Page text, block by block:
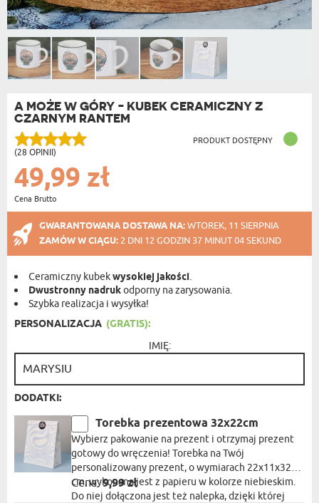
A MOŻE W GÓRY - KUBEK CERAMICZNY Z
CZARNYM RANTEM
(28 OPINII)
PRODUKT DOSTĘPNY
49,99 zł
Cena Brutto
GWARANTOWANA DOSTAWA NA:WTOREK, 11 SIERPNIA
ZAMÓW W CIĄGU: 2 DNI 12 GODZIN 37 MINUT 03 SEKUND
Ceramiczny kubekwysokiej jakości.
Dwustronny nadrukodporny na zarysowania.
Szybka realizacja i wysyłka!
PERSONALIZACJA (GRATIS):
IMIĘ:
DODATKI:
Torebka prezentowa 32x22cm
Wybierz pakowanie na prezent i otrzymaj prezent
gotowy do wręczenia! Torebka na Twój
personalizowany prezent, o wymiarach 22x11x32
cm, wykonana jest z papieru w kolorze niebieskim.
Do niej dołączona jest też nalepka, dzięki której
Cena:9,99 zł